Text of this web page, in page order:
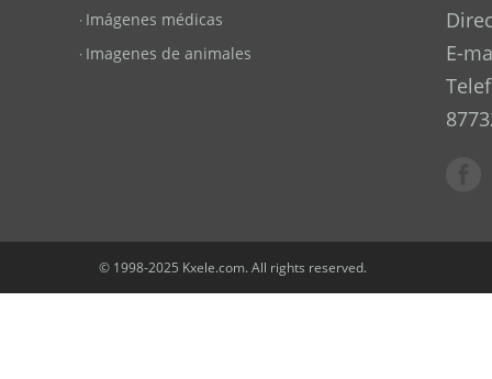
· Imágenes médicas
· Imagenes de animales
E-
© 1998-2025 Kxele.com. All rights reserved.